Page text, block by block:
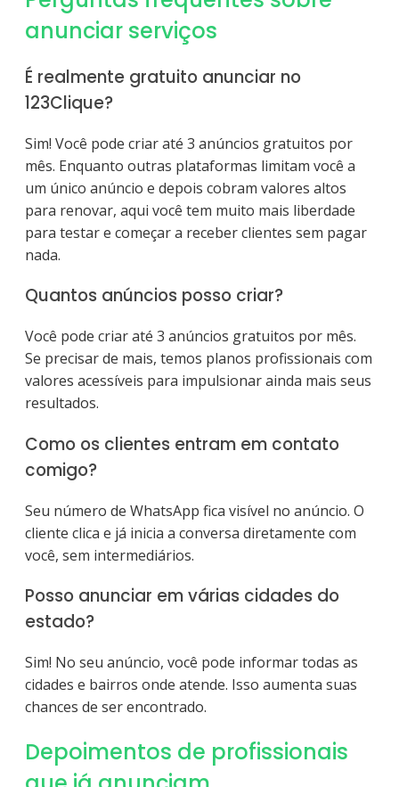
anunciar serviços
É realmente gratuito anunciar no
123Clique?
Sim! Você pode criar até 3 anúncios gratuitos por
mês. Enquanto outras plataformas limitam você a
um único anúncio e depois cobram valores altos
para renovar, aqui você tem muito mais liberdade
para testar e começar a receber clientes sem pagar
nada.
Quantos anúncios posso criar?
Você pode criar até 3 anúncios gratuitos por mês.
Se precisar de mais, temos planos profissionais com
valores acessíveis para impulsionar ainda mais seus
resultados.
Como os clientes entram em contato
comigo?
Seu número de WhatsApp fica visível no anúncio. O
cliente clica e já inicia a conversa diretamente com
você, sem intermediários.
Posso anunciar em várias cidades do
estado?
Sim! No seu anúncio, você pode informar todas as
cidades e bairros onde atende. Isso aumenta suas
chances de ser encontrado.
Depoimentos de profissionais